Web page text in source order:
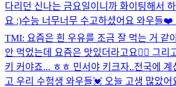
다리던 신나는 금요일이니까 화이팅해서
요 :)수능 너무너무 수고하셨어요 와우들❤️
TMI: 요즘은 흰 우유를 조금 잘 먹는 거 같
안 먹었는데 요즘은 맛있더라고요👍🏻 그리
키 커야죠... ㅎㅎ 민서야 키크자..전국에 계
고 우리 수험생 와우들💓 오늘 고생 많았어